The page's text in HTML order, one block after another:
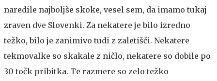
naredile najboljše skoke, vesel sem, da imamo tukaj
zraven dve Slovenki. Za nekatere je bilo izredno
težko, bilo je zanimivo tudi z zaletišči. Nekatere
tekmovalke so skakale z ničlo, nekatere so dobile po
30 točk pribitka. Te razmere so zelo težko